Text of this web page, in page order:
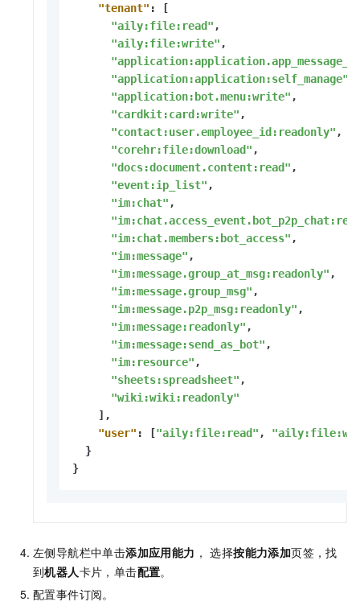
"tenant" :
[
"aily:file:read" ,
"aily:file:write" ,
"application:application:self_manage"
"application:bot.menu:write" ,
"cardkit:card:write" ,
"contact:user.employee_id:readonly" ,
"corehr:file:download" ,
"docs:document.content:read" ,
"event:ip_list" ,
"im:chat" ,
"im:chat.members:bot_access" ,
"im:message" ,
"im:message.group_at_msg:readonly" ,
"im:message.group_msg" ,
"im:message.p2p_msg:readonly" ,
"im:message:readonly" ,
"im:message:send_as_bot" ,
"im:resource" ,
"sheets:spreadsheet" ,
"wiki:wiki:readonly"
] ,
"user" : ["aily:file:read" ,
}
}
左侧导航栏中单击添加应用能力 ， 选择按能力添加页签，找
到机器人卡片，单击配置。
配置事件订阅。